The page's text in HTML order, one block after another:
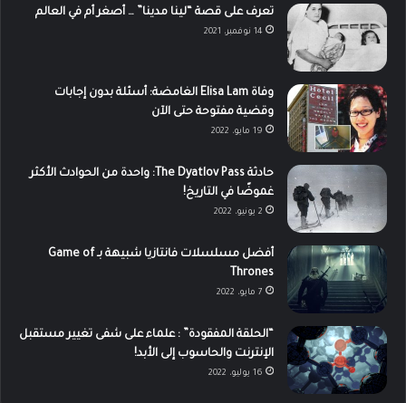
تعرف على قصة “لينا مدينا” … أصغر أم في العالم
14 نوفمبر، 2021
وفاة Elisa Lam الغامضة: أسئلة بدون إجابات
وقضية مفتوحة حتى الآن
19 مايو، 2022
حادثة The Dyatlov Pass: واحدة من الحوادث الأكثر
غموضًا في التاريخ!
2 يونيو، 2022
أفضل مسلسلات فانتازيا شبيهة بـ Game of
Thrones
7 مايو، 2022
“الحلقة المفقودة” : علماء على شفى تغيير مستقبل
الإنترنت والحاسوب إلى الأبد!
16 يوليو، 2022